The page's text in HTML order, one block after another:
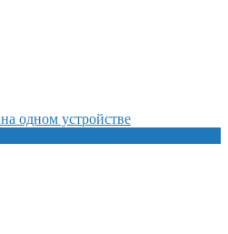
одном устройстве